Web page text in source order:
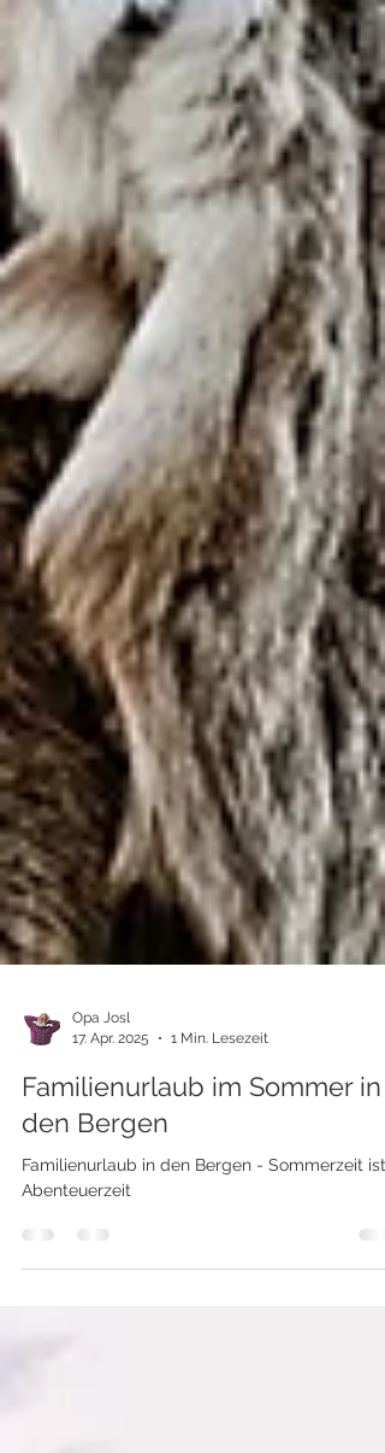
Opa Josl
17. Apr. 2025
1 Min. Lesezeit
Familienurlaub im Sommer in
den Bergen